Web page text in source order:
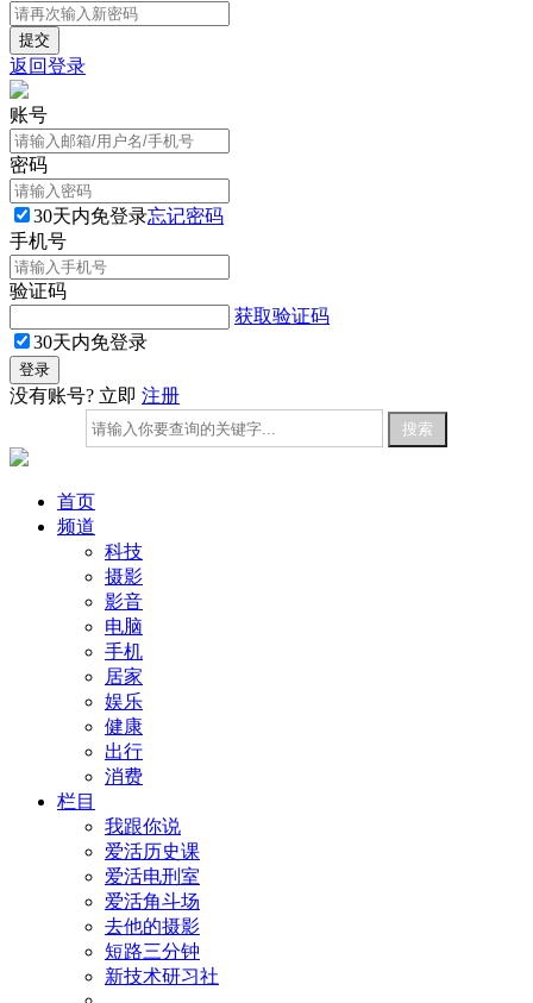
返回登录
账号
密码
30天内免登录忘记密码
手机号
验证码
获取验证码
30天内免登录
没有账号? 立即 注册
首页
频道
科技
摄影
影音
电脑
手机
居家
娱乐
健康
出行
消费
栏目
我跟你说
爱活历史课
爱活电刑室
爱活角斗场
去他的摄影
短路三分钟
新技术研习社